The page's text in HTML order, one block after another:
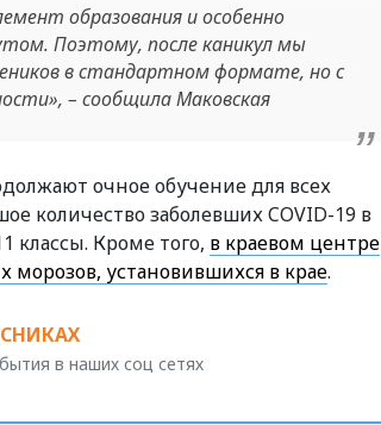
образования и особенно
Поэтому, после каникул мы
в стандартном формате, но с
– сообщила Маковская
очное обучение для всех
количество заболевших COVID-19 в
классы. Кроме того, в краевом центре
установившихся в крае.
в наших соц сетях